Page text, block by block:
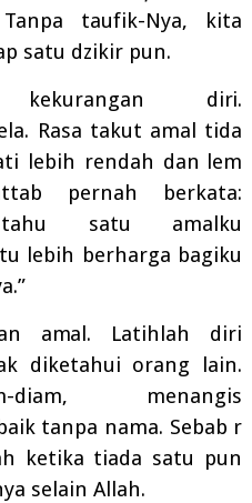
Tanpa taufik-Nya, kita
satu dzikir pun.
kekurangan diri.
Rasa takut amal
tida
lebih rendah dan
lem
pernah berkata:
satu amalku
lebih berharga bagiku
amal . Latihlah diri
diketahui orang lain.
diam, menangis
baik tanpa nama. Sebab r
ketika tiada satu
pun
selain Allah.